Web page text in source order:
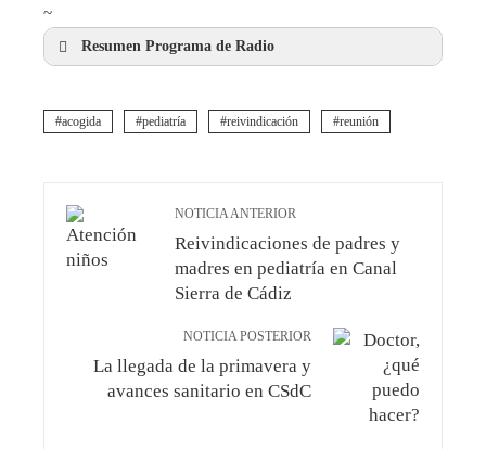
~
Resumen Programa de Radio
acogida pediatría reivindicación reunión
NOTICIA ANTERIOR
Reivindicaciones de padres y
madres en pediatría en Canal
Sierra de Cádiz
NOTICIA POSTERIOR
La llegada de la primavera y
avances sanitario en CSdC